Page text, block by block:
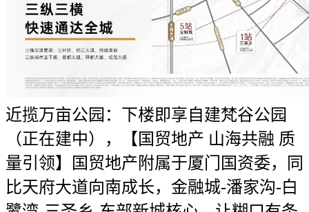
近揽万亩公园：下楼即享自建梵谷公园
（正在建中），【国贸地产 山海共融 质
量引领】国贸地产附属于厦门国资委，同
比天府大道向南成长，金融城-潘家沟-白